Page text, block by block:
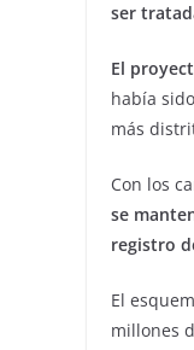
ser
El
había
más
Con los
se
registro
El
millones